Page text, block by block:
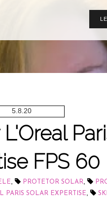
5.8.20
FPS 60
PROTETOR SOLAR
PARIS SOLAR EXPERTISE